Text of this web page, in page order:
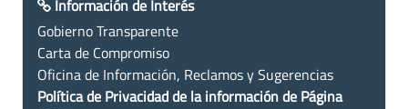
Información de Interés
Gobierno Transparente
Carta de Compromiso
Oficina de Información, Reclamos y Sugerencias
Política de Privacidad de la información de Página